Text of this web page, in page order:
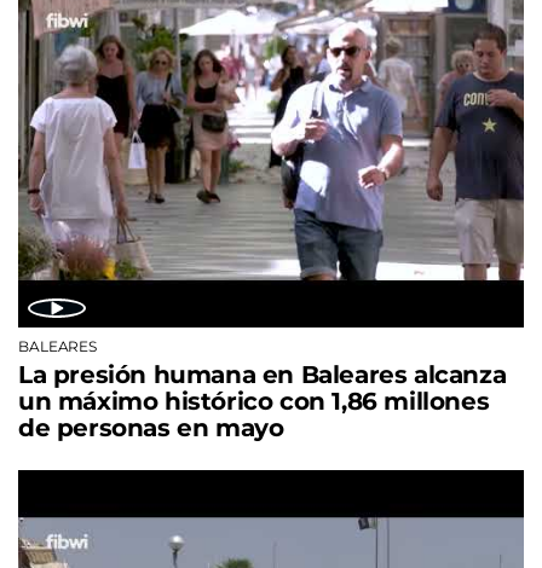
BALEARES
La presión humana en Baleares alcanza
un máximo histórico con 1,86 millones
de personas en mayo